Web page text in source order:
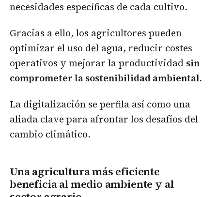
necesidades específicas de cada cultivo.
Gracias a ello, los agricultores pueden
optimizar el uso del agua, reducir costes
operativos y mejorar la productividad sin
comprometer la sostenibilidad ambiental.
La digitalización se perfila así como una
aliada clave para afrontar los desafíos del
cambio climático.
Una agricultura más eficiente
beneficia al medio ambiente y al